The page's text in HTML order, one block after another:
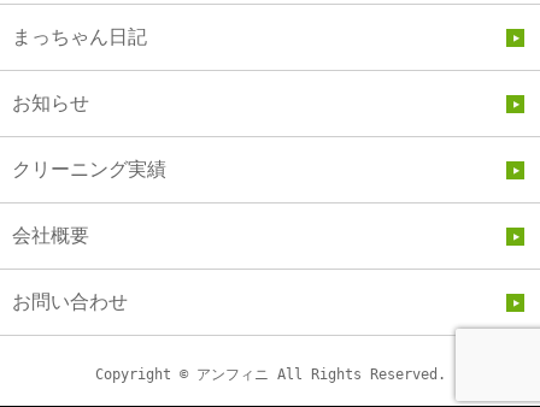
まっちゃん日記
お知らせ
クリーニング実績
会社概要
お問い合わせ
Copyright © アンフィニ All Rights Reserved.